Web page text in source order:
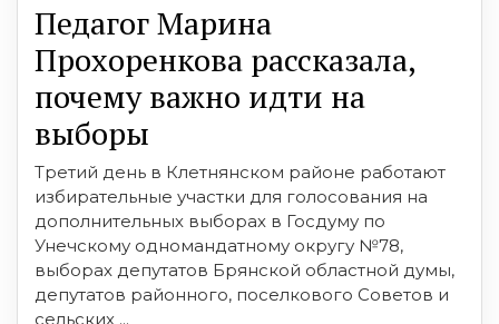
Педагог Марина
Прохоренкова рассказала,
почему важно идти на
выборы
Третий день в Клетнянском районе работают
избирательные участки для голосования на
дополнительных выборах в Госдуму по
Унечскому одномандатному округу №78,
выборах депутатов Брянской областной думы,
депутатов районного, поселкового Советов и
сельских ...